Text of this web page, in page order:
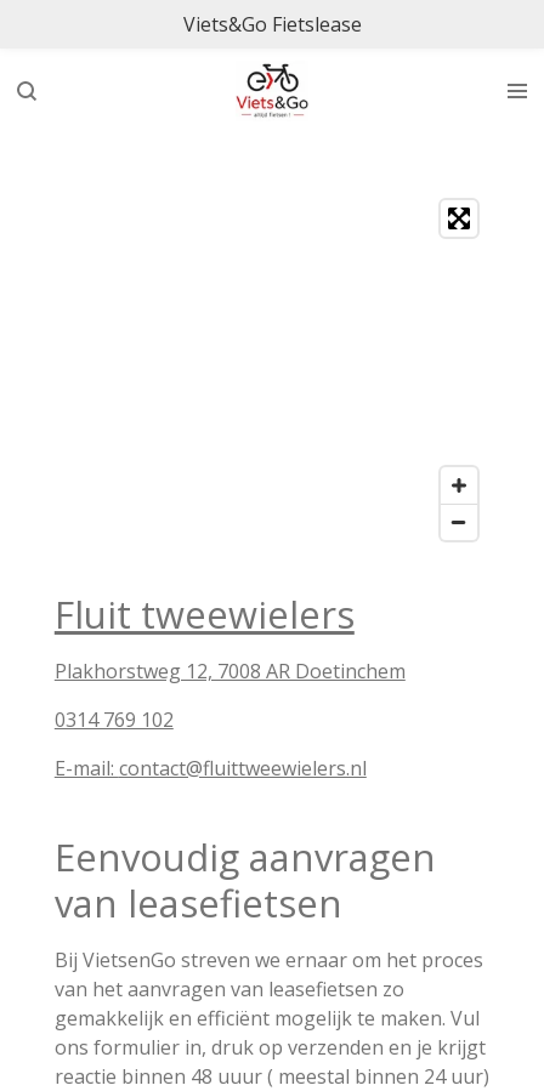
naar
Viets&Go Fietslease
Fluit tweewielers
Plakhorstweg 12, 7008 AR Doetinchem
0314 769 102
E-mail: contact@fluittweewielers.nl
Eenvoudig aanvragen
van leasefietsen
Bij VietsenGo streven we ernaar om het proces
van het aanvragen van leasefietsen zo
gemakkelijk en efficiënt mogelijk te maken. Vul
ons formulier in, druk op verzenden en je krijgt
reactie binnen 48 uuur ( meestal binnen 24 uur)